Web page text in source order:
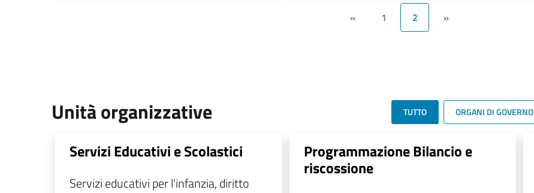
« 1 2 »
Unità organizzative TUTTO ORGANI DI GOVERNO
Servizi Educativi e Scolastici
Servizi educativi per l'infanzia, diritto
Programmazione Bilancio e
riscossione